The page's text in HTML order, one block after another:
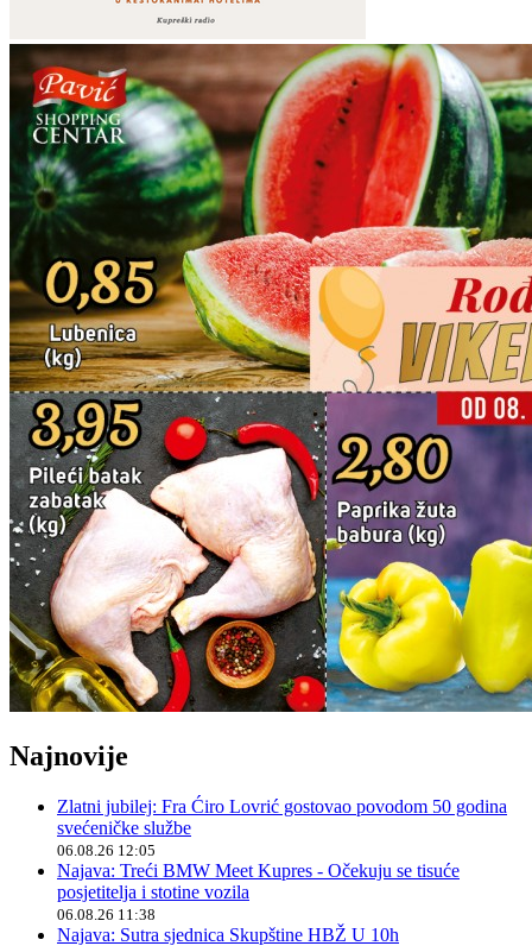
Najnovije
Zlatni jubilej: Fra Ćiro Lovrić gostovao povodom 50 godina
svećeničke službe
06.08.26 12:05
Najava: Treći BMW Meet Kupres - Očekuju se tisuće
posjetitelja i stotine vozila
06.08.26 11:38
Najava: Sutra sjednica Skupštine HBŽ U 10h